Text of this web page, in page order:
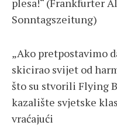
plesa!“ (Frankfurter
Sonntagszeitung)
„Ako pretpostavimo
skicirao svijet od
što su stvorili Flying
kazalište svjetske
vraćajući